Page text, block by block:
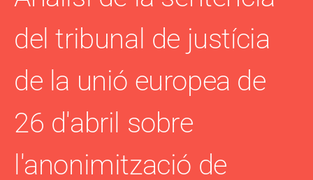
del tribunal de justícia
de la unió europea de
26 d'abril sobre
l'anonimització de